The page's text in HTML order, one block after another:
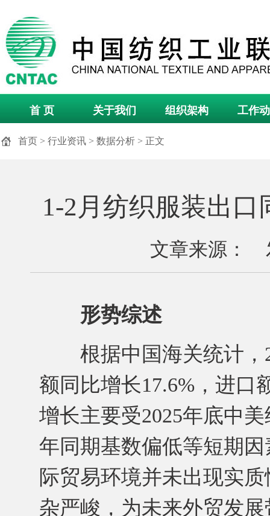
首 页 关于我们 组织架构 工作
首页 > 行业资讯 > 数据分析 > 正文
1-2月纺织服装出口
文章来源：
形势综述
根据中国海关统计，
额同比增长17.6%，进口
增长主要受2025年底中
年同期基数偏低等短期
际贸易环境并未出现实
杂严峻，为未来外贸发